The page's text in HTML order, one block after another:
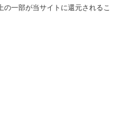
一部が当サイトに還元されるこ